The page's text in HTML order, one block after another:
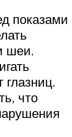
показами
шеи.
глазниц.
что